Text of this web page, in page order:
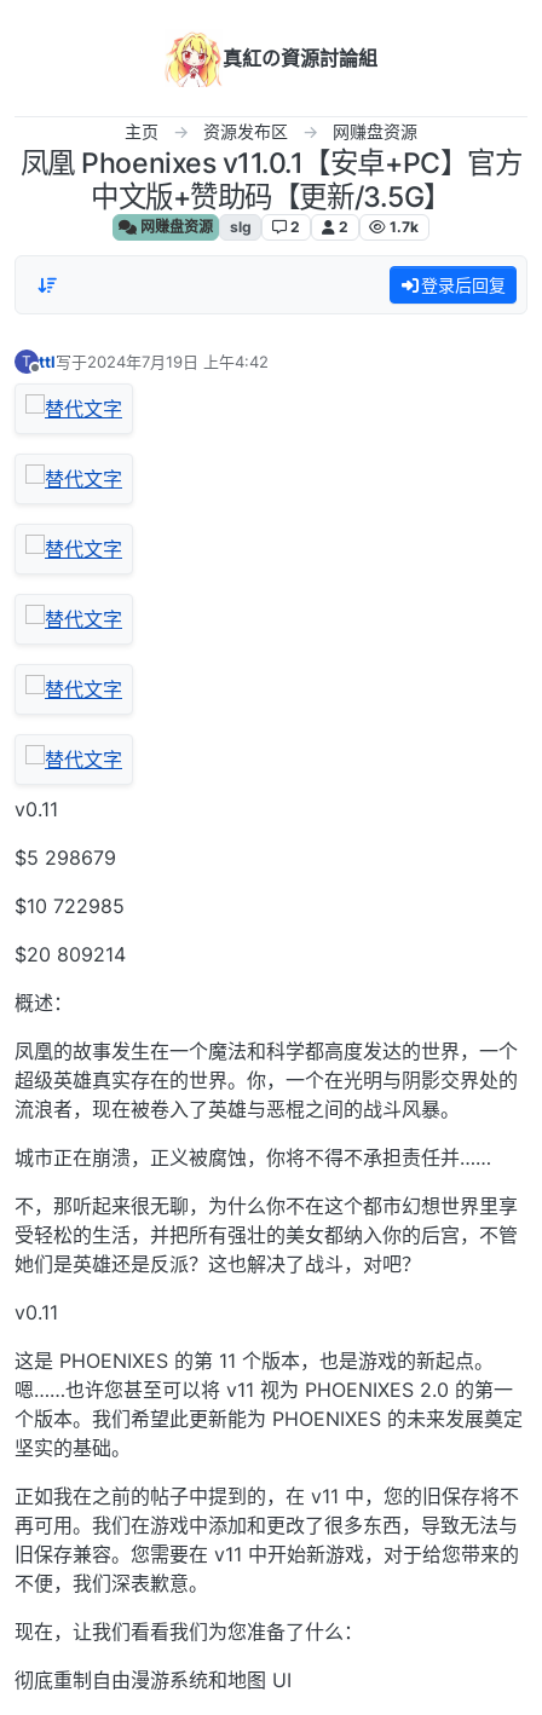
真紅の資源討論組
主页 资源发布区 网赚盘资源
凤凰 Phoenixes v11.0.1【安卓+PC】官方
中文版+赞助码【更新/3.5G】
网赚盘资源 slg 2 2 1.7k
登录后回复
T ttl写于2024年7月19日 上午4:42
最后由 编辑
v0.11
$5 298679
$10 722985
$20 809214
概述：
凤凰的故事发生在一个魔法和科学都高度发达的世界，一个
超级英雄真实存在的世界。你，一个在光明与阴影交界处的
流浪者，现在被卷入了英雄与恶棍之间的战斗风暴。
城市正在崩溃，正义被腐蚀，你将不得不承担责任并……
不，那听起来很无聊，为什么你不在这个都市幻想世界里享
受轻松的生活，并把所有强壮的美女都纳入你的后宫，不管
她们是英雄还是反派？这也解决了战斗，对吧？
v0.11
这是 PHOENIXES 的第 11 个版本，也是游戏的新起点。
嗯……也许您甚至可以将 v11 视为 PHOENIXES 2.0 的第一
个版本。我们希望此更新能为 PHOENIXES 的未来发展奠定
坚实的基础。
正如我在之前的帖子中提到的，在 v11 中，您的旧保存将不
再可用。我们在游戏中添加和更改了很多东西，导致无法与
旧保存兼容。您需要在 v11 中开始新游戏，对于给您带来的
不便，我们深表歉意。
现在，让我们看看我们为您准备了什么：
彻底重制自由漫游系统和地图 UI